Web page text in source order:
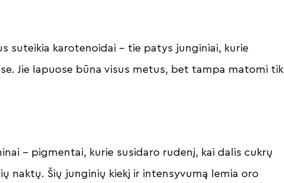
suteikia karotenoidai – tie patys junginiai, kurie
Jie lapuose būna visus metus, bet tampa matomi tik
– pigmentai, kurie susidaro rudenį, kai dalis cukrų
naktų. Šių junginių kiekį ir intensyvumą lemia oro